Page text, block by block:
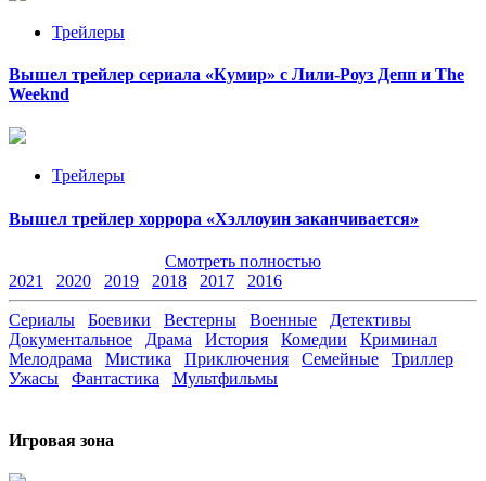
Трейлеры
Вышел трейлер сериала «Кумир» с Лили-Роуз Депп и The
Weeknd
Трейлеры
Вышел трейлер хоррора «Хэллоуин заканчивается»
Смотреть полностью
2021
2020 2019 2018 2017 2016
Сериалы Боевики Вестерны Военные
Детективы
Документальное
Драма История Комедии
Криминал
Мелодрама
Мистика Приключения Семейные
Триллер
Ужасы
Фантастика Мультфильмы
Игровая зона